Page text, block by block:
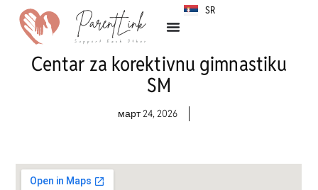
SR
HR
Centar za korektivnu gimnastiku
SM
март 24, 2026